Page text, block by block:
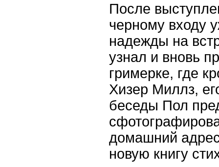
После
черному входу
надежды на
узнал и вновь
гримерке, где
Хизер Миллз,
беседы Пол
домашний
новую книгу